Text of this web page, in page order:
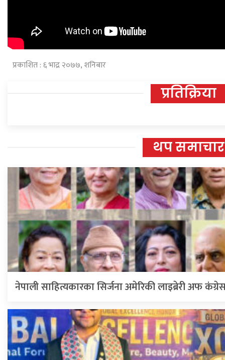
प्रकाशित : ६ भाद्र २०७७, शनिबार
प्रतिक्रिया
थप समाचार
नेपाली साहित्यकारका सिर्जना अमेरिकी लाइब्रेरी अफ